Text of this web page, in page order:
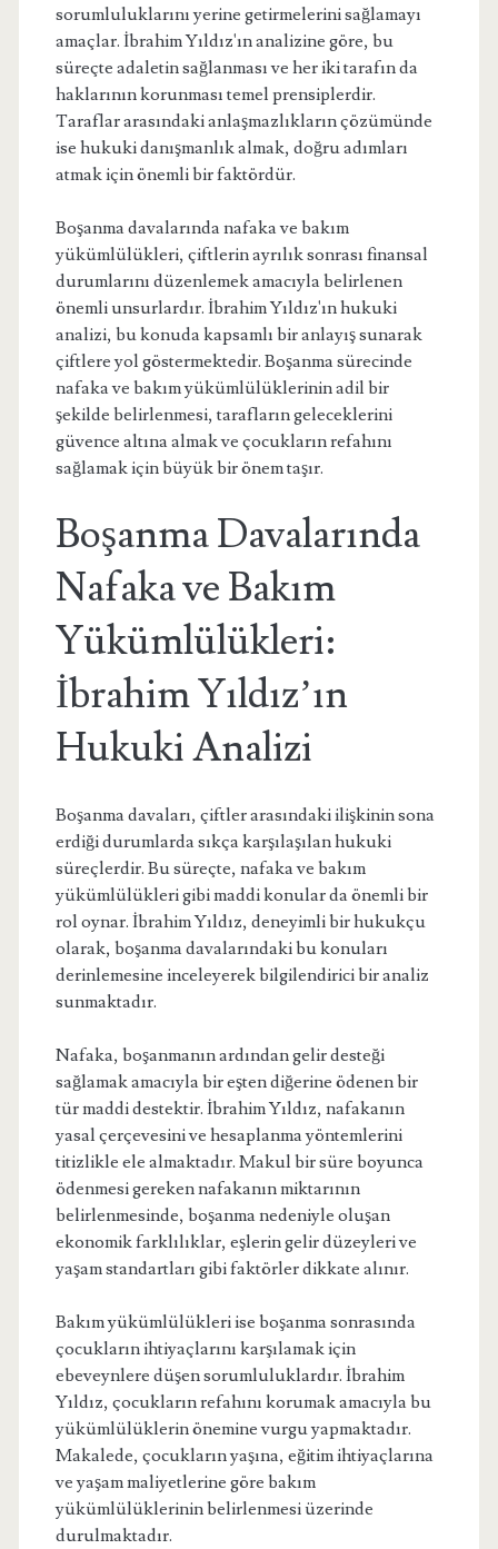
sorumluluklarını yerine getirmelerini sağlamayı
amaçlar. İbrahim Yıldız'ın analizine göre, bu
süreçte adaletin sağlanması ve her iki tarafın da
haklarının korunması temel prensiplerdir.
Taraflar arasındaki anlaşmazlıkların çözümünde
ise hukuki danışmanlık almak, doğru adımları
atmak için önemli bir faktördür.
Boşanma davalarında nafaka ve bakım
yükümlülükleri, çiftlerin ayrılık sonrası finansal
durumlarını düzenlemek amacıyla belirlenen
önemli unsurlardır. İbrahim Yıldız'ın hukuki
analizi, bu konuda kapsamlı bir anlayış sunarak
çiftlere yol göstermektedir. Boşanma sürecinde
nafaka ve bakım yükümlülüklerinin adil bir
şekilde belirlenmesi, tarafların geleceklerini
güvence altına almak ve çocukların refahını
sağlamak için büyük bir önem taşır.
Boşanma Davalarında
Nafaka ve Bakım
Yükümlülükleri:
İbrahim Yıldız’ın
Hukuki Analizi
Boşanma davaları, çiftler arasındaki ilişkinin sona
erdiği durumlarda sıkça karşılaşılan hukuki
süreçlerdir. Bu süreçte, nafaka ve bakım
yükümlülükleri gibi maddi konular da önemli bir
rol oynar. İbrahim Yıldız, deneyimli bir hukukçu
olarak, boşanma davalarındaki bu konuları
derinlemesine inceleyerek bilgilendirici bir analiz
sunmaktadır.
Nafaka, boşanmanın ardından gelir desteği
sağlamak amacıyla bir eşten diğerine ödenen bir
tür maddi destektir. İbrahim Yıldız, nafakanın
yasal çerçevesini ve hesaplanma yöntemlerini
titizlikle ele almaktadır. Makul bir süre boyunca
ödenmesi gereken nafakanın miktarının
belirlenmesinde, boşanma nedeniyle oluşan
ekonomik farklılıklar, eşlerin gelir düzeyleri ve
yaşam standartları gibi faktörler dikkate alınır.
Bakım yükümlülükleri ise boşanma sonrasında
çocukların ihtiyaçlarını karşılamak için
ebeveynlere düşen sorumluluklardır. İbrahim
Yıldız, çocukların refahını korumak amacıyla bu
yükümlülüklerin önemine vurgu yapmaktadır.
Makalede, çocukların yaşına, eğitim ihtiyaçlarına
ve yaşam maliyetlerine göre bakım
yükümlülüklerinin belirlenmesi üzerinde
durulmaktadır.